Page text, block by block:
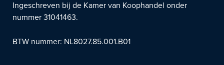
Ingeschreven bij de Kamer van Koophandel onder
nummer 31041463.
BTW nummer: NL8027.85.001.B01